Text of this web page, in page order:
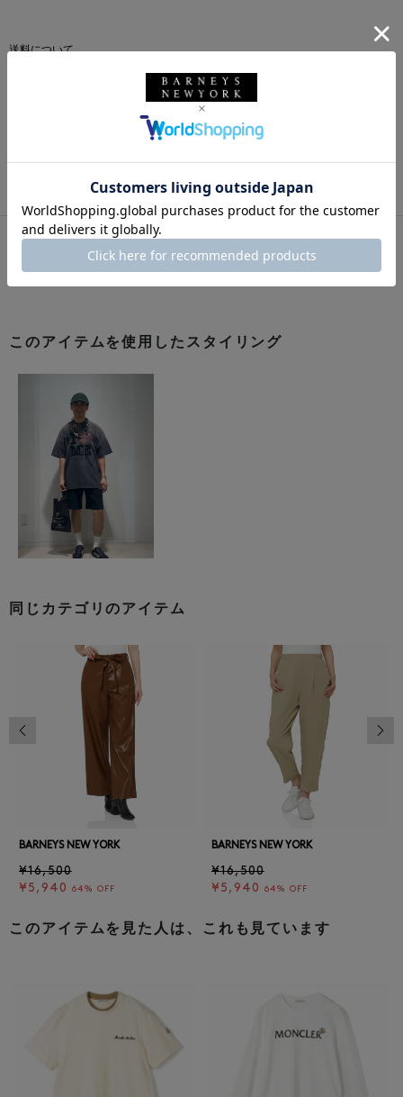
送料について
このアイテムを使用したスタイリング
同じカテゴリのアイテム
BARNEYS NEW YORK
¥16,500
¥5,940
64% OFF
BARNEYS NEW YORK
¥16,500
¥5,940
64% OFF
前の画像
このアイテムを見た人は、これも見ています